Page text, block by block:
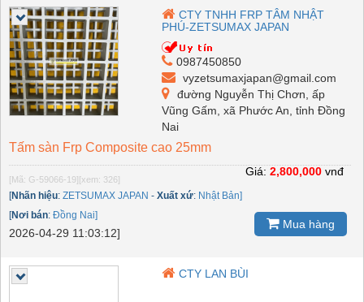
CTY TNHH FRP TÂM NHẬT
PHÚ-ZETSUMAX JAPAN
0987450850
vyzetsumaxjapan@gmail.com
đường Nguyễn Thị Chơn, ấp
Vũng Gấm, xã Phước An, tỉnh Đồng
Nai
Tấm sàn Frp Composite cao 25mm
[Mã: G-59066-19] [xem: 326]
[Nhãn hiệu: ZETSUMAX JAPAN - Xuất xứ: Nhật Bản]
[Nơi bán: Đồng Nai]
2026-04-29 11:03:12]
Giá: 2,800,000 vnđ
Mua hàng
CTY LAN BÙI